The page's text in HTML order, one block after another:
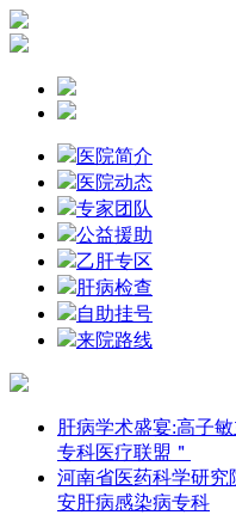
医院简介
医院动态
专家团队
公益援助
乙肝专区
肝病检查
自助挂号
来院路线
肝病学术盛宴:高子
专科医疗联盟＂
河南省医药科学研究
安肝病感染病专科